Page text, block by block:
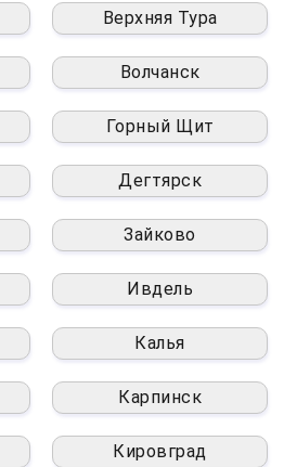
Верхняя Тура
Волчанск
Горный Щит
Дегтярск
Зайково
Ивдель
Калья
Карпинск
Кировград